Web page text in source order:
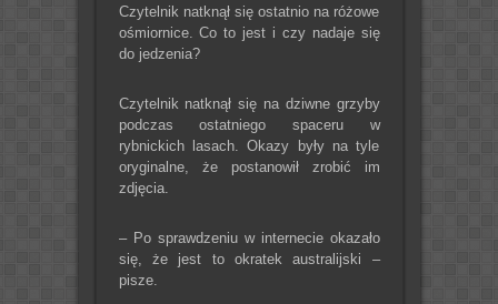
Czytelnik natknął się ostatnio na różowe
ośmiornice. Co to jest i czy nadaje się
do jedzenia?
Czytelnik natknął się na dziwne grzyby
podczas ostatniego spaceru w
rybnickich lasach. Okazy były na tyle
oryginalne, że postanowił zrobić im
zdjęcia.
– Po sprawdzeniu w internecie okazało
się, że jest to okratek australijski –
pisze.